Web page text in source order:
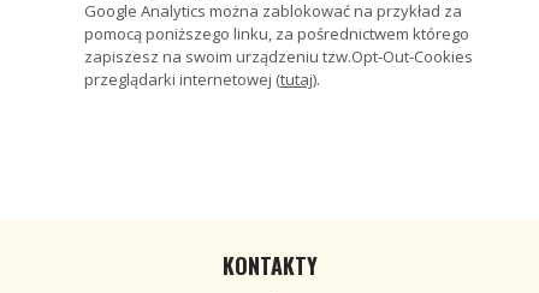
Google Analytics można zablokować na przykład za
pomocą poniższego linku, za pośrednictwem którego
zapiszesz na swoim urządzeniu tzw.Opt-Out-Cookies
przeglądarki internetowej (tutaj).
KONTAKTY